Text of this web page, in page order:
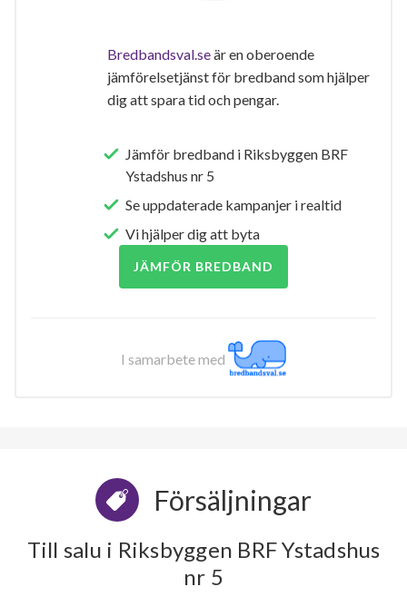
Bredbandsval.seär en oberoende
jämförelsetjänst för bredband som hjälper
dig att spara tid och pengar.
Jämför bredband i Riksbyggen BRF
Ystadshus nr 5
Se uppdaterade kampanjer i realtid
Vi hjälper dig att byta
JÄMFÖR BREDBAND
I samarbete med
Försäljningar
Till salu i Riksbyggen BRF Ystadshus
nr 5